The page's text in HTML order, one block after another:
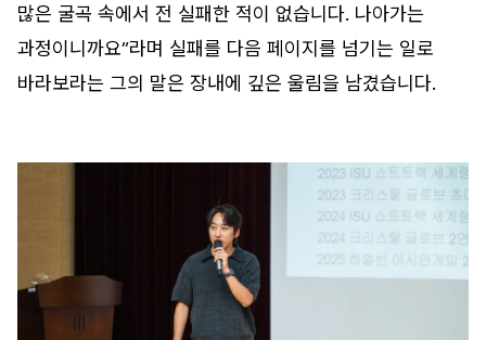
많은 굴곡 속에서 전 실패한 적이 없습니다. 나아가는
과정이니까요”라며 실패를 다음 페이지를 넘기는 일로
바라보라는 그의 말은 장내에 깊은 울림을 남겼습니다.